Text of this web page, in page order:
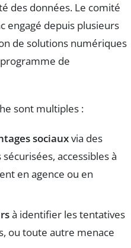
des données. Le comité
engagé depuis plusieurs
de solutions numériques
de
sont multiples :
sociauxvia des
accessibles à
en agence ou en
à identifier les tentatives
ou toute autre menace